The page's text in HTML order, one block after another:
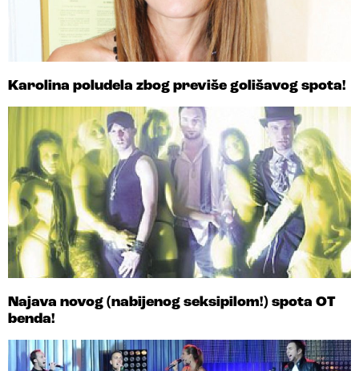
Karolina poludela zbog previše golišavog spota!
Najava novog (nabijenog seksipilom!) spota OT
benda!